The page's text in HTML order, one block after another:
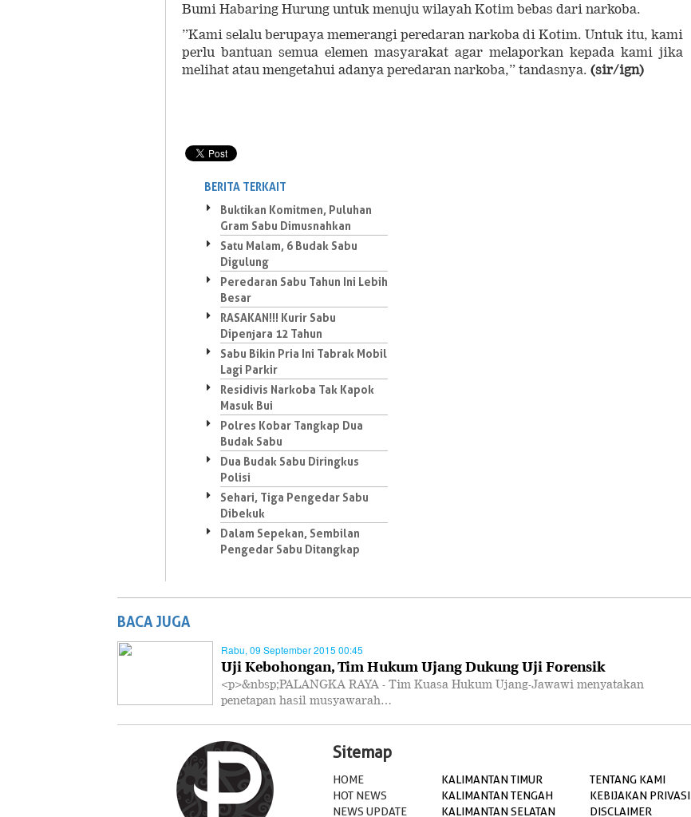
Bumi Habaring Hurung untuk menuju wilayah Kotim bebas dari narkoba.
”Kami selalu berupaya memerangi peredaran narkoba di Kotim. Untuk itu, kami
perlu bantuan semua elemen masyarakat agar melaporkan kepada kami jika
melihat atau mengetahui adanya peredaran narkoba,” tandasnya. (sir/ign)
BERITA TERKAIT
Buktikan Komitmen, Puluhan
Gram Sabu Dimusnahkan
Satu Malam, 6 Budak Sabu
Digulung
Peredaran Sabu Tahun Ini Lebih
Besar
RASAKAN!!! Kurir Sabu
Dipenjara 12 Tahun
Sabu Bikin Pria Ini Tabrak Mobil
Lagi Parkir
Residivis Narkoba Tak Kapok
Masuk Bui
Polres Kobar Tangkap Dua
Budak Sabu
Dua Budak Sabu Diringkus
Polisi
Sehari, Tiga Pengedar Sabu
Dibekuk
Dalam Sepekan, Sembilan
Pengedar Sabu Ditangkap
BACA JUGA
Rabu, 09 September 2015 00:45
Uji Kebohongan, Tim Hukum Ujang Dukung Uji Forensik
<p>&nbsp;PALANGKA RAYA - Tim Kuasa Hukum Ujang-Jawawi menyatakan
penetapan hasil musyawarah…
Sitemap
HOME
HOT NEWS
NEWS UPDATE
KALIMANTAN TIMUR
KALIMANTAN TENGAH
KALIMANTAN SELATAN
TENTANG KAMI
KEBIJAKAN PRIVASI
DISCLAIMER